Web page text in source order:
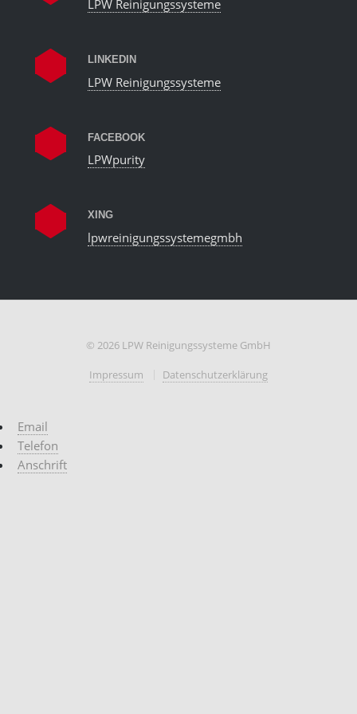
LPW Reinigungssysteme
LINKEDIN
LPW Reinigungssysteme
FACEBOOK
LPWpurity
XING
lpwreinigungssystemegmbh
© 2026 LPW Reinigungssysteme GmbH
Impressum Datenschutzerklärung
Email
Telefon
Anschrift